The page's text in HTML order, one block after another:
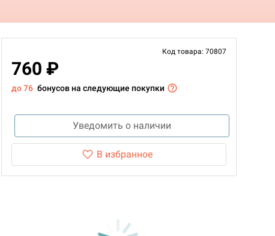
Код товара: 70807
760 ₽
до 76 бонусов на следующие покупки
Уведомить о наличии
В избранное